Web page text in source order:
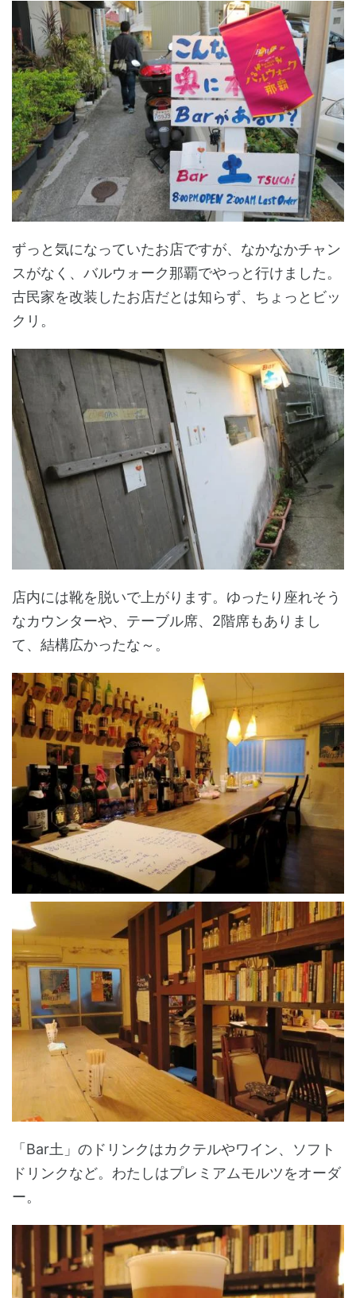
ずっと気になっていたお店ですが、なかなかチャン
スがなく、バルウォーク那覇でやっと行けました。
古民家を改装したお店だとは知らず、ちょっとビッ
クリ。
店内には靴を脱いで上がります。ゆったり座れそう
なカウンターや、テーブル席、2階席もありまし
て、結構広かったな～。
「Bar土」のドリンクはカクテルやワイン、ソフト
ドリンクなど。わたしはプレミアムモルツをオーダ
ー。